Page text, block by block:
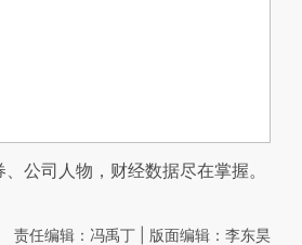
公司人物，财经数据尽在掌握。
责任编辑：冯禹丁 | 版面编辑：李东昊